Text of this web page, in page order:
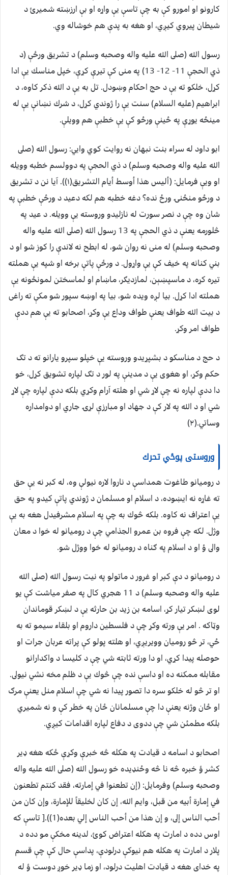
كارونو او امورو كې به چې تاسې يې واړه او بې ارزښته شميرئ د
شيطان پيروي كيږي، او هغه به پدې هم خوشاله وي.
رسول الله (صلى الله عليه واله وصحبه وسلم) د تشريق ورځې (د
ذي الحجې 11- 12- 13) په منى كې تيرې كړې، خپل مناسك يې ادا
كړل، خلكو ته يې د حج احكام وښودل. تل به يې د الله ذكر كاوه، د
ابراهيم (عليه السلام) سنت يې را ژوندي كړل، د شرك نښانې يې له
مينځه يوړې په ځينې ورځو كې يې خطبې هم وويلې.
ابو داود له سراء بنت نبهان نه روايت كوي وايي: رسول الله (صلى
الله عليه واله وصحبه وسلم) د ذي الحجې په دوولسم خطبه وويله
او ويې فرمايل: ‏(‏أليس هذا أوسط أيام التشريق‏(١))‏‏.‏ آيا نن د تشريق
د ورځو منځنۍ ورځ نده؟ دغه خطبه هم لكه دعيد د ورځې خطبې په
شان وه چې د نصر سورت له نازليدو وروسته يې وويله. د عيد په
څلورمه يعنې د ذي الحجې په 13 رسول الله (صلى الله عليه واله
وصحبه وسلم) له منى نه روان شو، له ابطح نه لاندې را كوز شو او د
بني كنانه په خيف كې يې واړول. د ورځې پاتې برخه او شپه يې هملته
تيره كړه، د ماسپښېن، لمازديګر، ماښام او لماسختن لمونځونه يې
هملته ادا كړل. بيا لږه ويده شو، بيا په اوښه سپور شو مكې ته راغى
د بيت الله طواف يعنې طواف وداع يې وكړ، اصحابو ته يې هم ددې
طواف امر وكړ.
د حج د مناسكو د بشپړيدو وروسته يې خپلو سپرو يارانو ته د تګ
حكم وكړ، او هغوى يې د مدينې په لور د تګ لپاره تشويق كړل، خو
دا ددې لپاره نه چې لاړ شي او هلته آرام وكړي بلكه ددې لپاره چې لاړ
شي او د الله په لار كې د جهاد او مبارزې لړۍ جاري او دوامداره
وساتي.(٢)
وروستى پوځي تحرك
د روميانو طاغوت همداسې د ناروا لاره نيولې وه، له كبر نه يې حق
ته غاړه نه ايښوده، د اسلام او مسلمان د ژوندي پاتې كيدو په حق
يې اعتراف نه كاوه. بلكه څوك به چې په اسلام مشرفيدل هغه به يې
وژل. لكه چې فروه بن عمرو الجذامي چې د روميانو له خوا د معان
والى ؤ او د اسلام په ګناه د روميانو له خوا ووژل شو.
د روميانو د دې كبر او غرور د ماتولو په نيت رسول الله (صلى الله
عليه واله وصحبه وسلم) د 11 هجري كال په صفر مياشت كې يو
لوى لښكر تيار كړ، اسامه بن زيد بن حارثه يې د لښكر قوماندان
وټاكه . امر يې ورته وكړ چې د فلسطين داروم او بلقاء سيمو ته به
ځي، تر څو روميان وويريږي، او هلته پولو كې پراته عربان جرات او
حوصله پيدا كړي، او دا ورته ثابته شي چې د كليسا د واكدارانو
مقابله ممكنه ده او داسې نده چې څوك يې د ظلم مخه نشي نيولى.
او تر څو له خلكو سره دا تصور پيدا نه شي چې اسلام منل يعنې مرګ
او ځان وژنه يعنې دا چې مسلمانان ځان په خطر كې و نه شميري
بلكه مطمئن شي چې ددوى د دفاع لپاره اقدامات كيږي.
اصحابو د اسامه د قيادت په هكله څه خبرې وكړې ځكه هغه ډير
كشر ؤ خبره څه نا څه وځنډيده خو رسول الله (صلى الله عليه واله
وصحبه وسلم) وفرمايل: ‏(‏إن تطعنوا في إمارته، فقد كنتم تطعنون
في إمارة أبيه من قبل، وايم الله، إن كان لخليقاً للإمارة، وإن كان من
أحب الناس إلى، و إن هذا من أحب الناس إلي بعده‏(1))‏‏.‏[ تاسې كه
اوس دده د امارت په هكله اعتراض كوئ، لدينه مخكې مو دده د
پلار د امارت په هكله هم نيوكې درلودې، پداسې حال كې چې قسم
په خداى هغه د قيادت اهليت درلود، او زما ډير خوږ دوست ؤ له